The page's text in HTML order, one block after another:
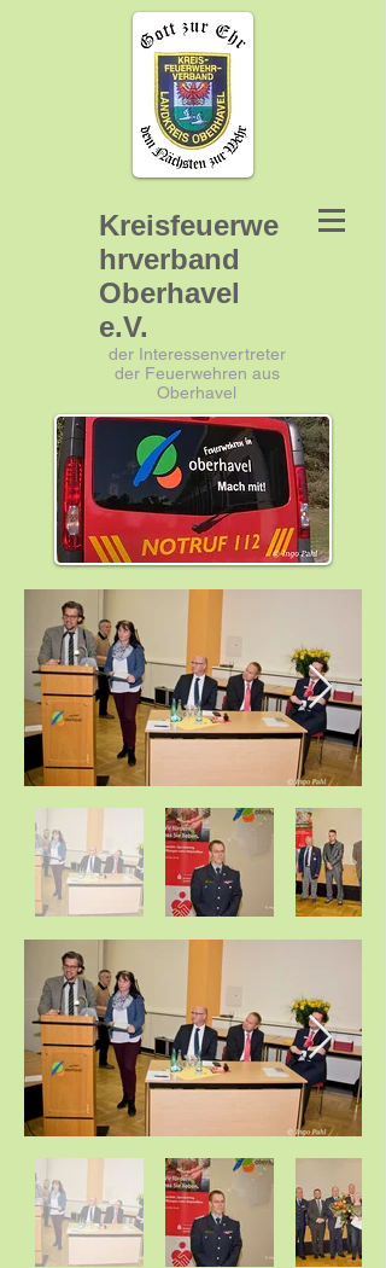
Kreisfeuerwe
hrverband
Oberhavel
e.V.
der Interessenvertreter
der Feuerwehren aus
Oberhavel